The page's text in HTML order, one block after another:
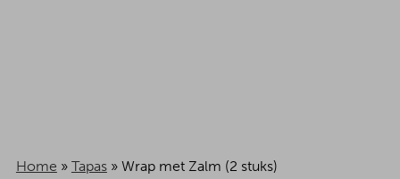
Home » Tapas» Wrap met Zalm (2 stuks)